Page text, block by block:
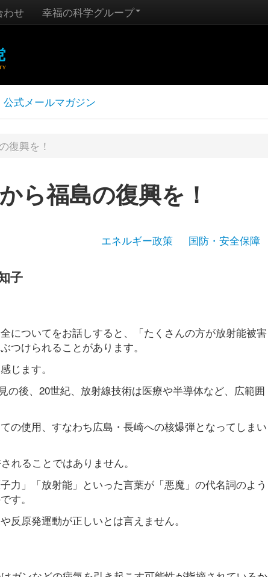
わせ 幸福の科学グループ
公式メールマガジン
復興を！
ら福島の復興を！
エネルギー政策
国防・安全保障
子
についてをお話しすると、「たくさんの方が放射能被害
つけられることがあります。
じます。
後、20世紀、放射線技術は医療や半導体など、広範囲
の使用、すなわち広島・長崎への核爆弾となってしまい
れることではありません。
力」「放射能」といった言葉が「悪魔」の代名詞のよう
す。
反原発運動が正しいとは言えません。